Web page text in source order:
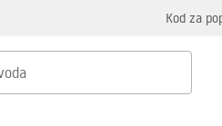
Kod za